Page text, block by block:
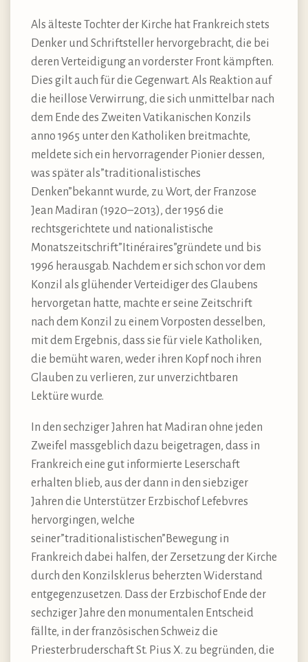
Als älteste Tochter der Kirche hat Frankreich stets
Denker und Schriftsteller hervorgebracht, die bei
deren Verteidigung an vorderster Front kämpften.
Dies gilt auch für die Gegenwart. Als Reaktion auf
die heillose Verwirrung, die sich unmittelbar nach
dem Ende des Zweiten Vatikanischen Konzils
anno 1965 unter den Katholiken breitmachte,
meldete sich ein hervorragender Pionier dessen,
was später als”traditionalistisches
Denken”bekannt wurde, zu Wort, der Franzose
Jean Madiran (1920–2013), der 1956 die
rechtsgerichtete und nationalistische
Monatszeitschrift”Itinéraires”gründete und bis
1996 herausgab. Nachdem er sich schon vor dem
Konzil als glühender Verteidiger des Glaubens
hervorgetan hatte, machte er seine Zeitschrift
nach dem Konzil zu einem Vorposten desselben,
mit dem Ergebnis, dass sie für viele Katholiken,
die bemüht waren, weder ihren Kopf noch ihren
Glauben zu verlieren, zur unverzichtbaren
Lektüre wurde.
In den sechziger Jahren hat Madiran ohne jeden
Zweifel massgeblich dazu beigetragen, dass in
Frankreich eine gut informierte Leserschaft
erhalten blieb, aus der dann in den siebziger
Jahren die Unterstützer Erzbischof Lefebvres
hervorgingen, welche
seiner”traditionalistischen”Bewegung in
Frankreich dabei halfen, der Zersetzung der Kirche
durch den Konzilsklerus beherzten Widerstand
entgegenzusetzen. Dass der Erzbischof Ende der
sechziger Jahre den monumentalen Entscheid
fällte, in der französischen Schweiz die
Priesterbruderschaft St. Pius X. zu begründen, die